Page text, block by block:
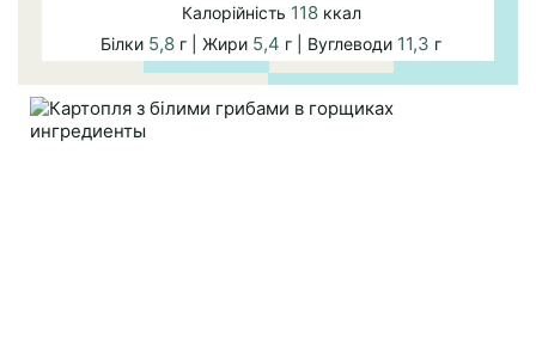
Калорійність 118ккал
Білки 5,8 г | Жири 5,4 г | Вуглеводи 11,3 г